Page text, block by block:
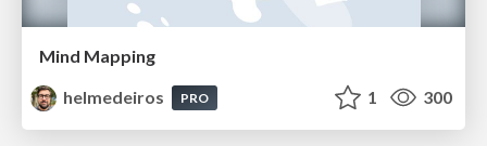
Mind Mapping
helmedeiros
PRO 1 300